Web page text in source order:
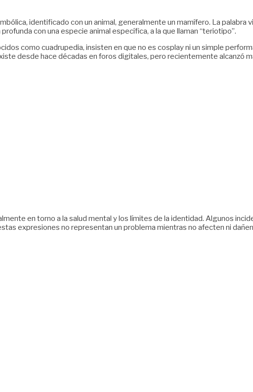
identificado con un animal, generalmente un mamífero. La palabra
con una especie animal específica, a la que llaman “teriotipo”.
como cuadrupedia, insisten en que no es cosplay ni un simple
desde hace décadas en foros digitales, pero recientemente alcanzó
en torno a la salud mental y los límites de la identidad. Algunos
expresiones no representan un problema mientras no afecten ni